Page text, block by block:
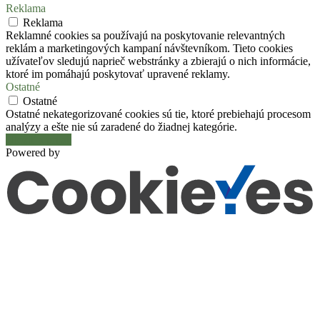
Reklama
Reklama
Reklamné cookies sa používajú na poskytovanie relevantných
reklám a marketingových kampaní návštevníkom. Tieto cookies
užívateľov sledujú naprieč webstránky a zbierajú o nich informácie,
ktoré im pomáhajú poskytovať upravené reklamy.
Ostatné
Ostatné
Ostatné nekategorizované cookies sú tie, ktoré prebiehajú procesom
analýzy a ešte nie sú zaradené do žiadnej kategórie.
Powered by